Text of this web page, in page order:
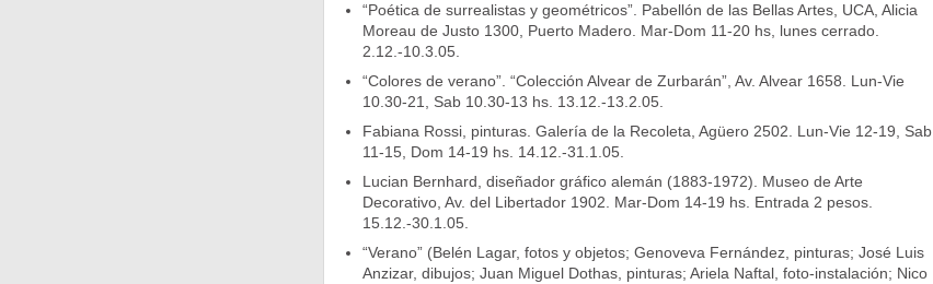
“Poética de surrealistas y geométricos”. Pabellón de las Bellas Artes, UCA, Alicia
Moreau de Justo 1300, Puerto Madero. Mar-Dom 11-20 hs, lunes cerrado.
2.12.-10.3.05.
“Colores de verano”. “Colección Alvear de Zurbarán”, Av. Alvear 1658. Lun-Vie
10.30-21, Sab 10.30-13 hs. 13.12.-13.2.05.
Fabiana Rossi, pinturas. Galería de la Recoleta, Agüero 2502. Lun-Vie 12-19, Sab
11-15, Dom 14-19 hs. 14.12.-31.1.05.
Lucian Bernhard, diseñador gráfico alemán (1883-1972). Museo de Arte
Decorativo, Av. del Libertador 1902. Mar-Dom 14-19 hs. Entrada 2 pesos.
15.12.-30.1.05.
“Verano” (Belén Lagar, fotos y objetos; Genoveva Fernández, pinturas; José Luis
Anzizar, dibujos; Juan Miguel Dothas, pinturas; Ariela Naftal, foto-instalación; Nico